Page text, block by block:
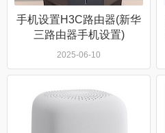
手机设置H3C路由器(新华
三路由器手机设置)
2025-06-10